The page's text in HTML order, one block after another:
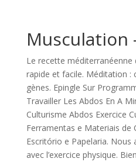
Musculation
Le recette méditerranéenne
rapide et facile. Méditation :
gènes. Epingle Sur
Travailler Les Abdos En A
Culturisme Abdos Exercice
Ferramentas e Materiais de
Escritório e Papelaria. Nous
avec l’exercice physique.